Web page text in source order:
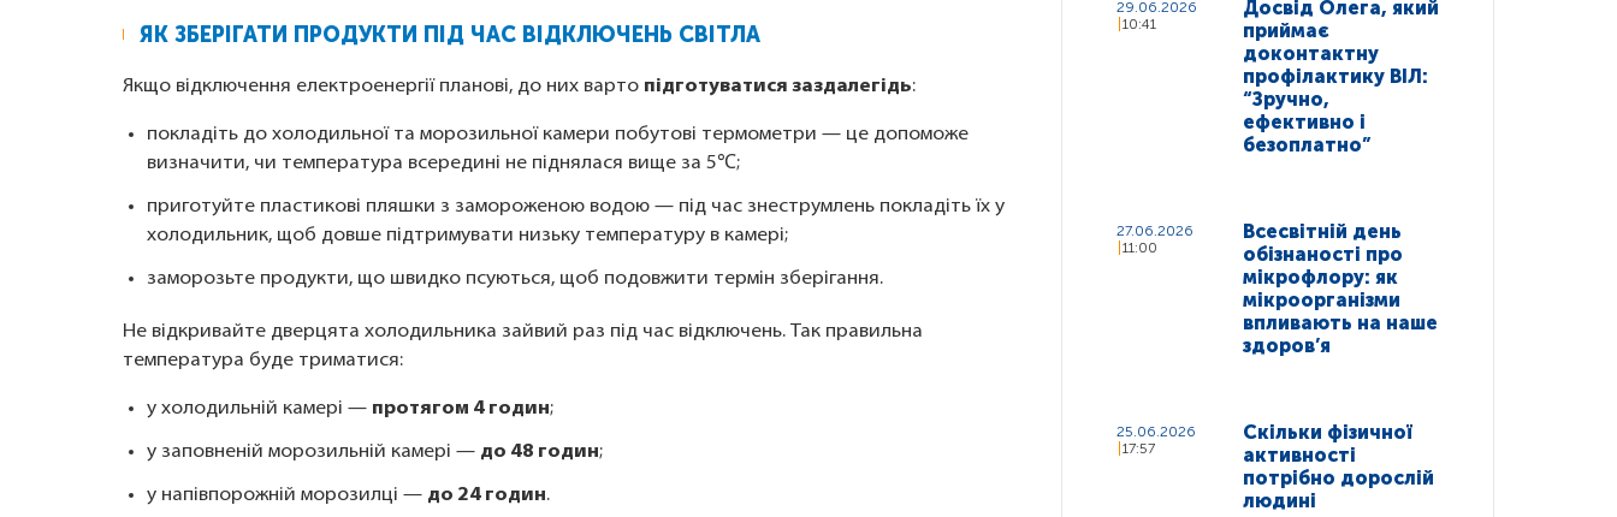
ЯК ЗБЕРІГАТИ ПРОДУКТИ ПІД ЧАС ВІДКЛЮЧЕНЬ СВІТЛА
Якщо відключення електроенергії планові, до них варто підготуватися заздалегідь:
покладіть до холодильної та морозильної камери побутові термометри — це допоможе
визначити, чи температура всередині не піднялася вище за 5℃;
приготуйте пластикові пляшки з замороженою водою — під час знеструмлень покладіть їх у
холодильник, щоб довше підтримувати низьку температуру в камері;
заморозьте продукти, що швидко псуються, щоб подовжити термін зберігання.
Не відкривайте дверцята холодильника зайвий раз під час відключень. Так правильна
температура буде триматися:
у холодильній камері — протягом 4 годин;
у заповненій морозильній камері — до 48 годин;
у напівпорожній морозилці — до 24 годин.
29.06.2026
10:41
Досвід Олега, який
приймає
доконтактну
профілактику ВІЛ:
“Зручно,
ефективно і
безоплатно”
27.06.2026
11:00
Всесвітній день
обізнаності про
мікрофлору: як
мікроорганізми
впливають на наше
здоров’я
25.06.2026
17:57
Скільки фізичної
активності
потрібно дорослій
людині